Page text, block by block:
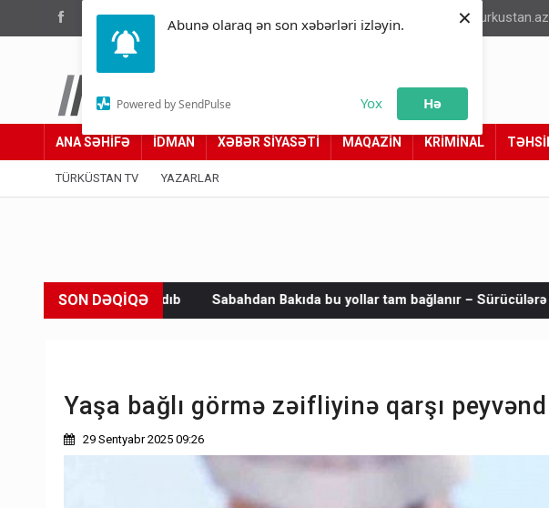
Abunə olaraq ən son xəbərləri izləyin.
Powered by SendPulse Yox Hə
×
(012) 449 94 05 info@turkustan.az
Türküstan.az
Adımız yolumuzdur
ANA SƏHİFƏ İDMAN XƏBƏR SİYASƏTİ MAQAZİN KRİMİNAL
TÜRKÜSTAN TV YAZARLAR
SON DƏQİQƏ
Sabahdan Bakıda bu yollar tam bağlanır – Sürücülərə vacib xəbərdarlıq
Yaşa bağlı görmə zəifliyinə qarşı peyvənd
29 Sentyabr 2025 09:26